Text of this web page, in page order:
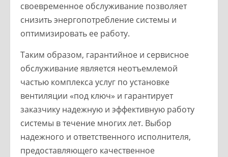
своевременное обслуживание позволяет
снизить энергопотребление системы и
оптимизировать ее работу.
Таким образом, гарантийное и сервисное
обслуживание является неотъемлемой
частью комплекса услуг по установке
вентиляции «под ключ» и гарантирует
заказчику надежную и эффективную работу
системы в течение многих лет. Выбор
надежного и ответственного исполнителя,
предоставляющего качественное